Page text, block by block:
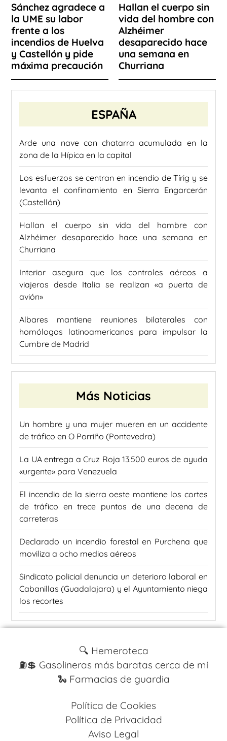
Sánchez agradece a
la UME su labor
frente a los
incendios de Huelva
y Castellón y pide
máxima precaución
Hallan el cuerpo sin
vida del hombre con
Alzhéimer
desaparecido hace
una semana en
Churriana
ESPAÑA
Arde una nave con chatarra acumulada en la
zona de la Hípica en la capital
Los esfuerzos se centran en incendio de Tírig y se
levanta el confinamiento en Sierra Engarcerán
(Castellón)
Hallan el cuerpo sin vida del hombre con
Alzhéimer desaparecido hace una semana en
Churriana
Interior asegura que los controles aéreos a
viajeros desde Italia se realizan «a puerta de
avión»
Albares mantiene reuniones bilaterales con
homólogos latinoamericanos para impulsar la
Cumbre de Madrid
Más Noticias
Un hombre y una mujer mueren en un accidente
de tráfico en O Porriño (Pontevedra)
La UA entrega a Cruz Roja 13.500 euros de ayuda
«urgente» para Venezuela
El incendio de la sierra oeste mantiene los cortes
de tráfico en trece puntos de una decena de
carreteras
Declarado un incendio forestal en Purchena que
moviliza a ocho medios aéreos
Sindicato policial denuncia un deterioro laboral en
Cabanillas (Guadalajara) y el Ayuntamiento niega
los recortes
🔍 Hemeroteca
⛽️💲 Gasolineras más baratas cerca de mí
🐍 Farmacias de guardia
Política de Cookies
Política de Privacidad
Aviso Legal